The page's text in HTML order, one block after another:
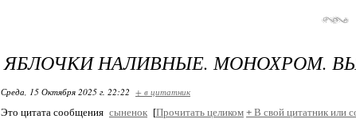
ЯБЛОЧКИ НАЛИВНЫЕ. МОНОХРОМ.
Среда, 15 Октября 2025 г. 22:22 + в цитатник
Это цитата сообщения сыненок [Прочитать целиком + В свой цитатник или